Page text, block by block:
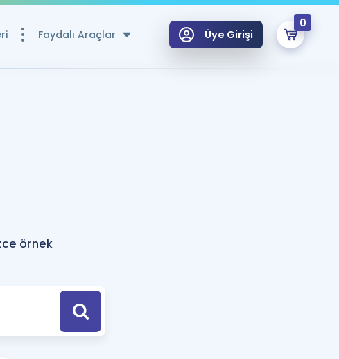
Faydalı Araçlar
Puan Hesaplama Aracı
Hazırlananlar için Öneriler
Tek Takvimde
Üye Girişi
0
örnek